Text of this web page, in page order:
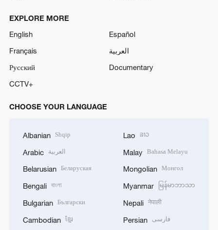
EXPLORE MORE
English
Español
Français
العربية
Русский
Documentary
CCTV+
CHOOSE YOUR LANGUAGE
Albanian Shqip
Arabic العربية
Belarusian Беларуская
Bengali বাংলা
Bulgarian Български
Cambodian ខ្មែរ
Lao ລາວ
Malay Bahasa Melayu
Mongolian Монгол
Myanmar မြန်မာဘာသာ
Nepali नेपाली
Persian فارسی